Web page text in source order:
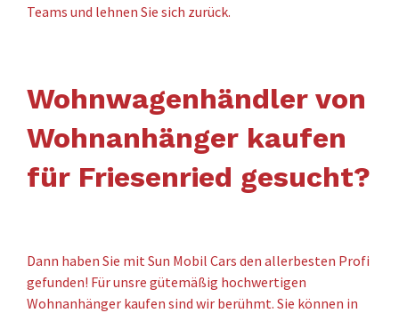
Teams und lehnen Sie sich zurück.
Wohnwagenhändler von
Wohnanhänger kaufen
für Friesenried gesucht?
Dann haben Sie mit Sun Mobil Cars den allerbesten Profi
gefunden! Für unsre gütemäßig hochwertigen
Wohnanhänger kaufen sind wir berühmt. Sie können in